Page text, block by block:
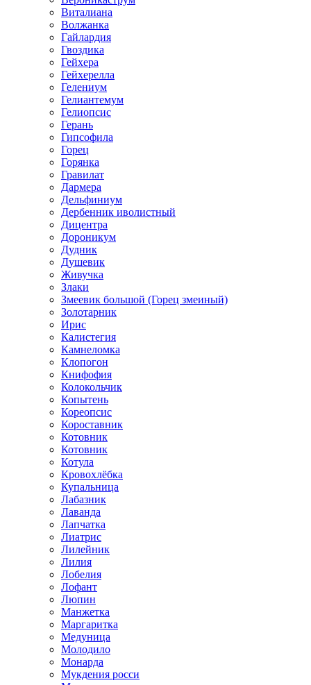
Виталиана
Волжанка
Гайлардия
Гвоздика
Гейхера
Гейхерелла
Гелениум
Гелиантемум
Гелиопсис
Герань
Гипсофила
Горец
Горянка
Гравилат
Дармера
Дельфиниум
Дербенник иволистный
Дицентра
Дороникум
Дудник
Душевик
Живучка
Злаки
Змеевик большой (Горец змеиный)
Золотарник
Ирис
Калистегия
Камнеломка
Клопогон
Книфофия
Колокольчик
Копытень
Кореопсис
Короставник
Котовник
Котовник
Котула
Кровохлёбка
Купальница
Лабазник
Лаванда
Лапчатка
Лиатрис
Лилейник
Лилия
Лобелия
Лофант
Люпин
Манжетка
Маргаритка
Медуница
Молодило
Монарда
Мукдения росси